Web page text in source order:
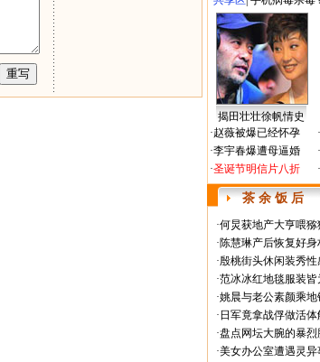
揭田壮壮徐帆情史
·赵薇被爆已经怀孕
·李宇春爆遭母逼婚
·圣诞节明信片八折
·
·
·
茶 余 饭 后
·何炅获地产大亨喂猕
·陈慧琳产后恢复好身
·殷桃街头休闲装秀性
·范冰冰红地毯服装皆
·姚晨与老公素颜乘地
· 日军竟拿战俘做活体
·盘点网坛大腕的暴烈
·美女办公室遭遇灵异